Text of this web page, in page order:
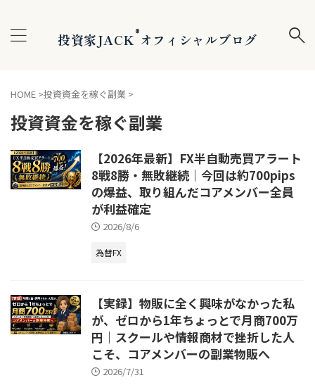
投資家JACK®オフィシャルブログ
HOME >投資資金を稼ぐ副業 >
投資資金を稼ぐ副業
【2026年最新】FX半自動売買アラート
8戦8勝・無敗継続｜今回は約700pips
の爆益、取り組んだコアメンバー全員
が利益確定
2026/8/6
為替FX
【実録】物販に全く興味がなかった私
が、ゼロから1年ちょっとで月商700万
円｜スクールや情報商材で挫折した人
こそ、コアメンバーの副業物販へ
2026/7/31